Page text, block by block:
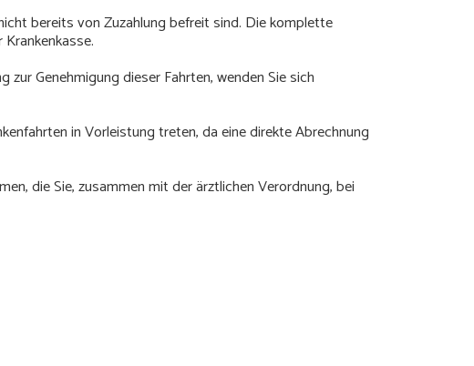
bereits von Zuzahlung befreit sind. Die komplette
Genehmigung dieser Fahrten, wenden Sie sich
in Vorleistung treten, da eine direkte Abrechnung
die Sie, zusammen mit der ärztlichen Verordnung, bei